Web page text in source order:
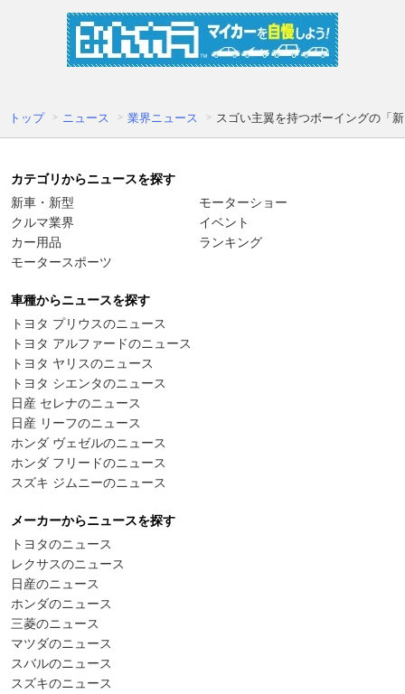
トップ ニュース 業界ニュース スゴい主翼を持つボーイングの「
カテゴリからニュースを探す
新車・新型
クルマ業界
カー用品
モータースポーツ
モーターショー
イベント
ランキング
車種からニュースを探す
トヨタ プリウスのニュース
トヨタ アルファードのニュース
トヨタ ヤリスのニュース
トヨタ シエンタのニュース
日産 セレナのニュース
日産 リーフのニュース
ホンダ ヴェゼルのニュース
ホンダ フリードのニュース
スズキ ジムニーのニュース
メーカーからニュースを探す
トヨタのニュース
レクサスのニュース
日産のニュース
ホンダのニュース
三菱のニュース
マツダのニュース
スバルのニュース
スズキのニュース